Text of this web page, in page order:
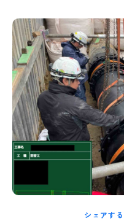
シェアする